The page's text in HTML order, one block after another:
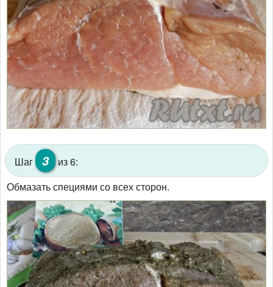
Шаг 3
из 6:
Обмазать специями со всех сторон.